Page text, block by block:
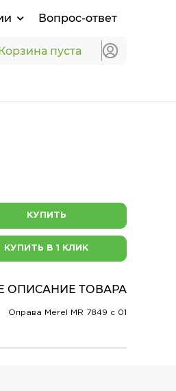
Вопрос-ответ
пуста
КУПИТЬ
КУПИТЬ В 1 КЛИК
ОПИСАНИЕ ТОВАРА
Оправа Merel MR 7849 с 01